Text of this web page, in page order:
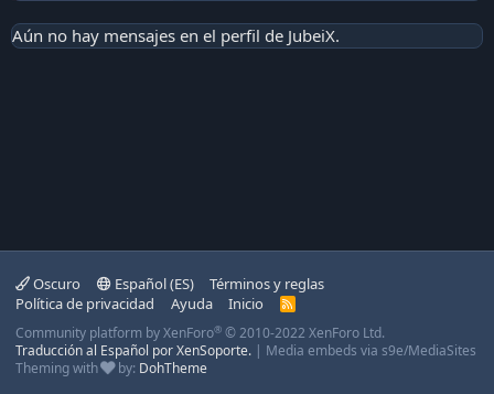
Aún no hay mensajes en el perfil de JubeiX.
Oscuro Español (ES)
Términos y reglas
Política de privacidad
Ayuda Inicio
R
S
Community platform by XenForo® © 2010-2022 XenForo Ltd.
Traducción al Español por XenSoporte. | Media embeds via s9e/MediaSites
Theming with
by: DohTheme